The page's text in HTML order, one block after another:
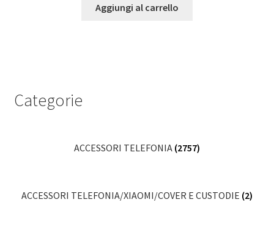
Aggiungi al carrello
Categorie
ACCESSORI TELEFONIA (2757)
ACCESSORI TELEFONIA/XIAOMI/COVER E CUSTODIE (2)